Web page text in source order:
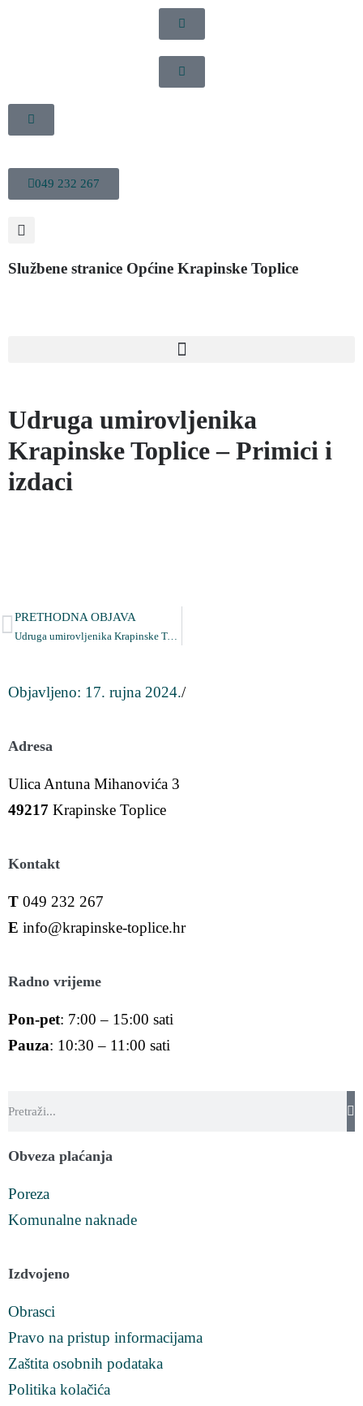
049 232 267
Službene stranice Općine Krapinske Toplice
Udruga umirovljenika
Krapinske Toplice – Primici i
izdaci
PRETHODNA OBJAVA
Udruga umirovljenika Krapinske Toplice – Primici i izdaci
Objavljeno: 17. rujna 2024./
Adresa
Ulica Antuna Mihanovića 3
49217 Krapinske Toplice
Kontakt
T 049 232 267
E info@krapinske-toplice.hr
Radno vrijeme
Pon-pet: 7:00 – 15:00 sati
Pauza: 10:30 – 11:00 sati
Obveza plaćanja
Poreza
Komunalne naknade
Izdvojeno
Obrasci
Pravo na pristup informacijama
Zaštita osobnih podataka
Politika kolačića